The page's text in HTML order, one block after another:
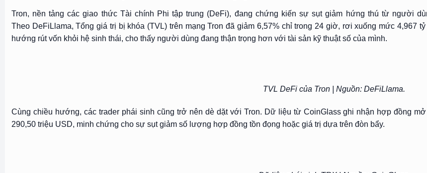
Tron, nền tảng các giao thức Tài chính Phi tập trung (DeFi), đang chứng kiến sự sụt giảm hứng thú từ người
Theo DeFiLlama, Tổng giá trị bị khóa (TVL) trên mạng Tron đã giảm 6,57% chỉ trong 24 giờ, rơi xuống mức 4,967
hướng rút vốn khỏi hệ sinh thái, cho thấy người dùng đang thận trọng hơn với tài sản kỹ thuật số của mình.
TVL DeFi của Tron | Nguồn: DeFiLlama.
Cùng chiều hướng, các trader phái sinh cũng trở nên dè dặt với Tron. Dữ liệu từ CoinGlass ghi nhận hợp đồng
290,50 triệu USD, minh chứng cho sự sụt giảm số lượng hợp đồng tồn đọng hoặc giá trị dựa trên đòn bẩy.